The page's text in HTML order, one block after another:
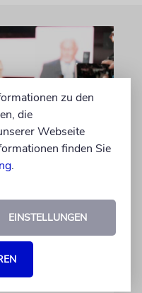
Nun
zu den
die
Webseite
finden Sie
.
EINSTELLUNGEN